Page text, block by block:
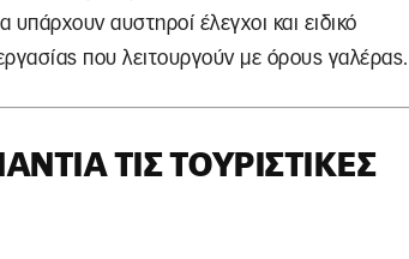
αυστηροί έλεγχοι και ειδικό
που λειτουργούν με όρους γαλέρας.
ΤΙΣ ΤΟΥΡΙΣΤΙΚΈΣ